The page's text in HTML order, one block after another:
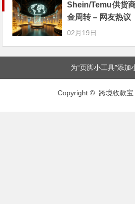
Shein/Temu供货
金周转 – 网友热议
02月19日
为“页脚小工具”添加
Copyright © 跨境收款宝